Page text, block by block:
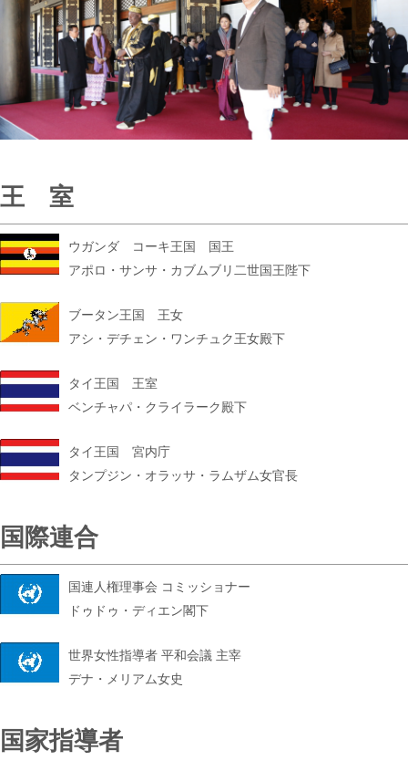
王 室
ウガンダ コーキ王国 国王
アポロ・サンサ・カブムブリ二世国王陛下
ブータン王国 王女
アシ・デチェン・ワンチュク王女殿下
タイ王国 王室
ベンチャパ・クライラーク殿下
タイ王国 宮内庁
タンプジン・オラッサ・ラムザム女官長
国際連合
国連人権理事会 コミッショナー
ドゥドゥ・ディエン閣下
世界女性指導者 平和会議 主宰
デナ・メリアム女史
国家指導者